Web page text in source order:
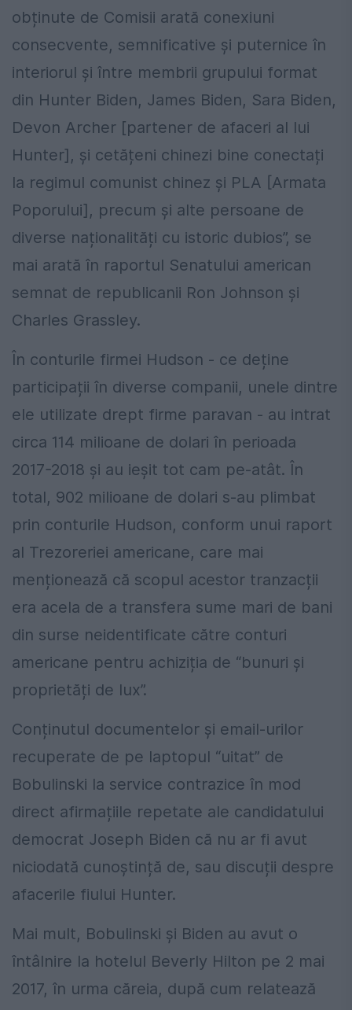
obținute de Comisii arată conexiuni
consecvente, semnificative și puternice în
interiorul și între membrii grupului format
din Hunter Biden, James Biden, Sara Biden,
Devon Archer [partener de afaceri al lui
Hunter], și cetățeni chinezi bine conectați
la regimul comunist chinez și PLA [Armata
Poporului], precum și alte persoane de
diverse naționalități cu istoric dubios”, se
mai arată în raportul Senatului american
semnat de republicanii Ron Johnson și
Charles Grassley.
În conturile firmei Hudson - ce deține
participații în diverse companii, unele dintre
ele utilizate drept firme paravan - au intrat
circa 114 milioane de dolari în perioada
2017-2018 și au ieșit tot cam pe-atât. În
total, 902 milioane de dolari s-au plimbat
prin conturile Hudson, conform unui raport
al Trezoreriei americane, care mai
menționează că scopul acestor tranzacții
era acela de a transfera sume mari de bani
din surse neidentificate către conturi
americane pentru achiziția de “bunuri și
proprietăți de lux”.
Conținutul documentelor și email-urilor
recuperate de pe laptopul “uitat” de
Bobulinski la service contrazice în mod
direct afirmațiile repetate ale candidatului
democrat Joseph Biden că nu ar fi avut
niciodată cunoștință de, sau discuții despre
afacerile fiului Hunter.
Mai mult, Bobulinski și Biden au avut o
întâlnire la hotelul Beverly Hilton pe 2 mai
2017, în urma căreia, după cum relatează